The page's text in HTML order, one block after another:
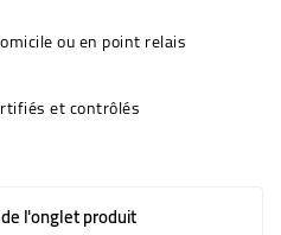
ou en point relais
et contrôlés
l'onglet produit